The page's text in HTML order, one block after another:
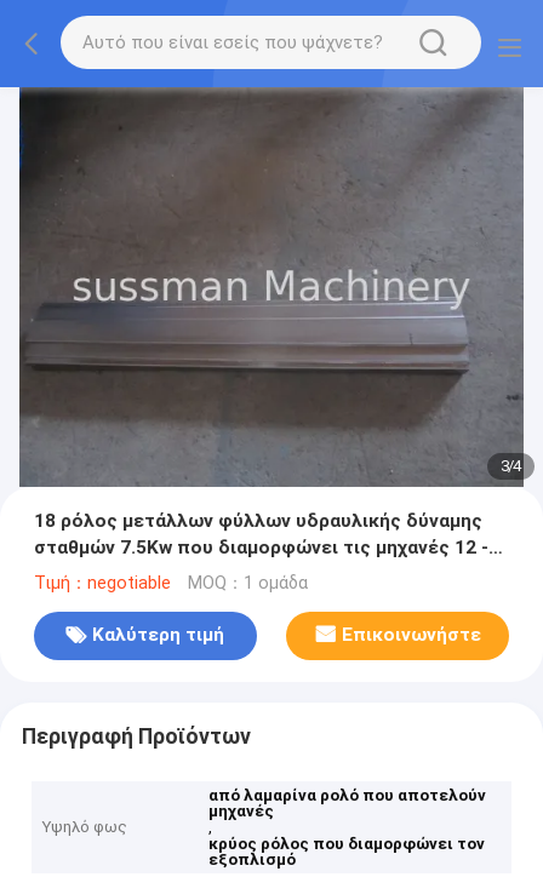
3/4
18 ρόλος μετάλλων φύλλων υδραυλικής δύναμης
σταθμών 7.5Kw που διαμορφώνει τις μηχανές 12 -
15 μ/λ.
Τιμή：negotiable MOQ：1 ομάδα
Καλύτερη τιμή Επικοινωνήστε
Περιγραφή Προϊόντων
Υψηλό φως
από λαμαρίνα ρολό που αποτελούν
μηχανές
,
κρύος ρόλος που διαμορφώνει τον
εξοπλισμό